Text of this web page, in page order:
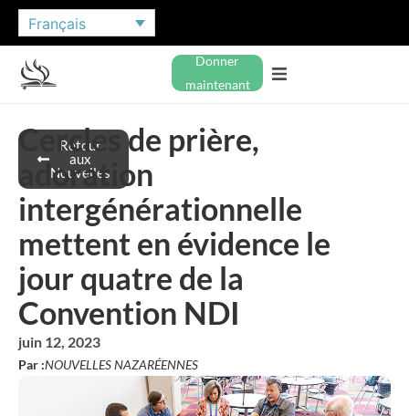
Français
Donner
maintenant
Retour
aux
Nouvelles
Cercles de prière,
adoration
intergénérationnelle
mettent en évidence le
jour quatre de la
Convention NDI
juin 12, 2023
Par :NOUVELLES NAZARÉENNES